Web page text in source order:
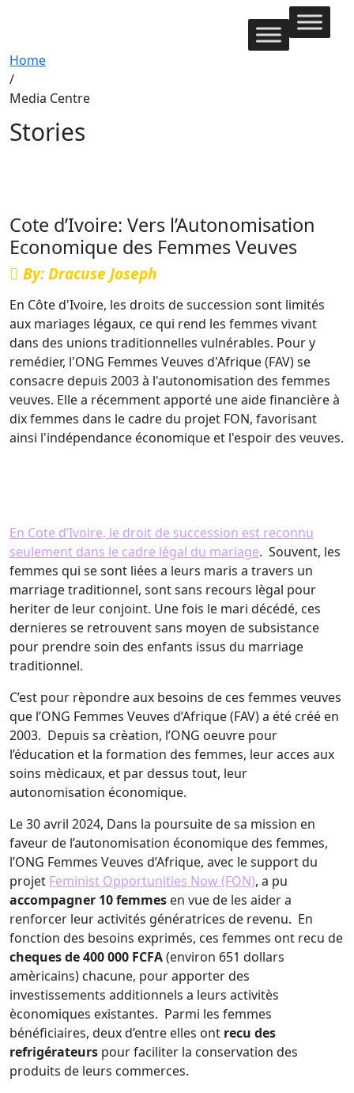
Home
/
Media Centre
Stories
Cote d’Ivoire: Vers l’Autonomisation
Economique des Femmes Veuves
By: Dracuse Joseph
En Côte d'Ivoire, les droits de succession sont limités
aux mariages légaux, ce qui rend les femmes vivant
dans des unions traditionnelles vulnérables. Pour y
remédier, l'ONG Femmes Veuves d'Afrique (FAV) se
consacre depuis 2003 à l'autonomisation des femmes
veuves. Elle a récemment apporté une aide financière à
dix femmes dans le cadre du projet FON, favorisant
ainsi l'indépendance économique et l'espoir des veuves.
En Cote d’Ivoire, le droit de succession est reconnu
seulement dans le cadre lègal du mariage. Souvent, les
femmes qui se sont liées a leurs maris a travers un
marriage traditionnel, sont sans recours lègal pour
heriter de leur conjoint. Une fois le mari décédé, ces
dernieres se retrouvent sans moyen de subsistance
pour prendre soin des enfants issus du marriage
traditionnel.
C’est pour rèpondre aux besoins de ces femmes veuves
que l’ONG Femmes Veuves d’Afrique (FAV) a été créé en
2003. Depuis sa crèation, l’ONG oeuvre pour
l’éducation et la formation des femmes, leur acces aux
soins mèdicaux, et par dessus tout, leur
autonomisation économique.
Le 30 avril 2024, Dans la poursuite de sa mission en
faveur de l’autonomisation économique des femmes,
l’ONG Femmes Veuves d’Afrique, avec le support du
projet Feminist Opportunities Now (FON), a pu
accompagner 10 femmes en vue de les aider a
renforcer leur activités génératrices de revenu. En
fonction des besoins exprimés, ces femmes ont recu de
cheques de 400 000 FCFA(environ 651 dollars
amèricains) chacune, pour apporter des
investissements additionnels a leurs activitès
èconomiques existantes. Parmi les femmes
bénéficiaires, deux d’entre elles ont recu des
refrigérateurs pour faciliter la conservation des
produits de leurs commerces.